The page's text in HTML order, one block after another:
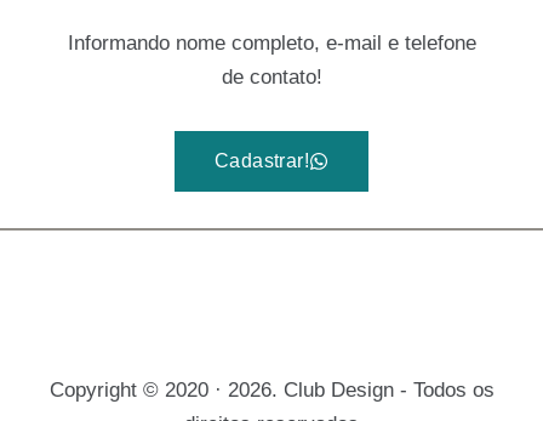
Informando nome completo, e-mail e telefone
de contato!
Cadastrar!
Copyright © 2020 · 2026. Club Design - Todos os